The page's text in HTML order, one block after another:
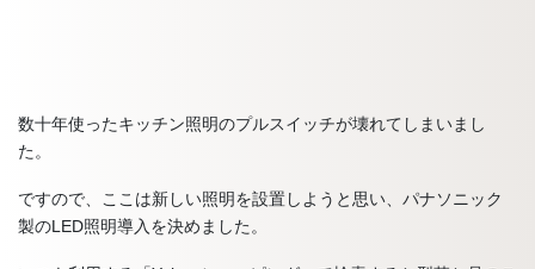
数十年使ったキッチン照明のプルスイッチが壊れてしまいまし
た。
ですので、ここは新しい照明を設置しようと思い、パナソニック
製のLED照明導入を決めました。